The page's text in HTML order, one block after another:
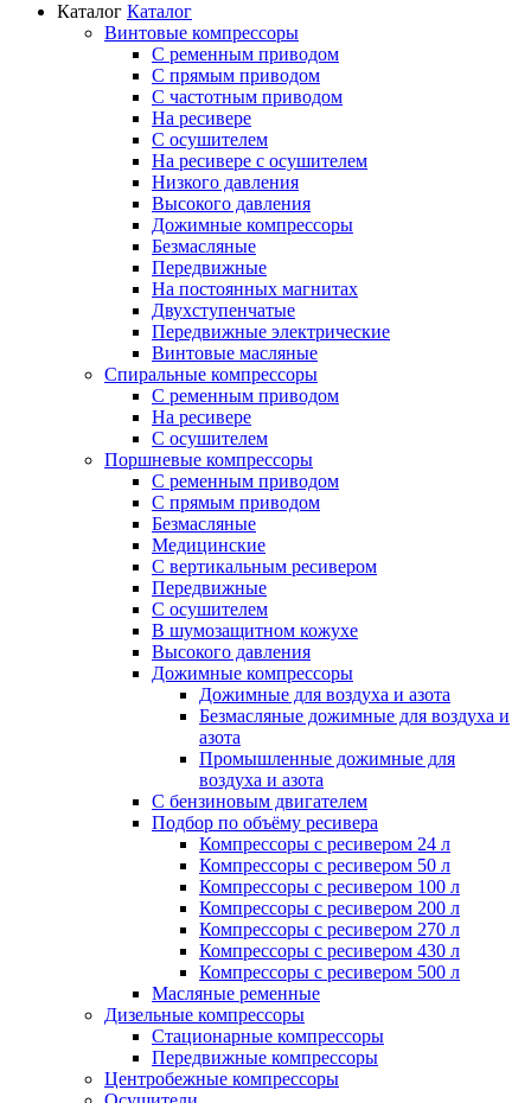
Каталог Каталог
Винтовые компрессоры
С ременным приводом
С прямым приводом
С частотным приводом
На ресивере
С осушителем
На ресивере с осушителем
Низкого давления
Высокого давления
Дожимные компрессоры
Безмасляные
Передвижные
На постоянных магнитах
Двухступенчатые
Передвижные электрические
Винтовые масляные
Спиральные компрессоры
С ременным приводом
На ресивере
С осушителем
Поршневые компрессоры
С ременным приводом
С прямым приводом
Безмасляные
Медицинские
С вертикальным ресивером
Передвижные
С осушителем
В шумозащитном кожухе
Высокого давления
Дожимные компрессоры
Дожимные для воздуха и азота
Безмасляные дожимные для воздуха и
азота
Промышленные дожимные для
воздуха и азота
С бензиновым двигателем
Подбор по объёму ресивера
Компрессоры с ресивером 24 л
Компрессоры с ресивером 50 л
Компрессоры с ресивером 100 л
Компрессоры с ресивером 200 л
Компрессоры с ресивером 270 л
Компрессоры с ресивером 430 л
Компрессоры с ресивером 500 л
Масляные ременные
Дизельные компрессоры
Стационарные компрессоры
Передвижные компрессоры
Центробежные компрессоры